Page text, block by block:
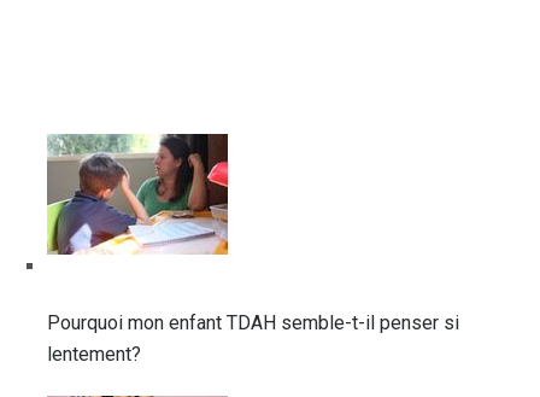
Pourquoi mon enfant TDAH semble-t-il penser si
lentement?